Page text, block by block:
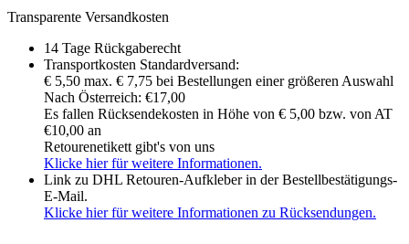
Transparente Versandkosten
14 Tage Rückgaberecht
Transportkosten Standardversand:
€ 5,50 max. € 7,75 bei Bestellungen einer größeren Auswahl
Nach Österreich: €17,00
Es fallen Rücksendekosten in Höhe von € 5,00 bzw. von AT
€10,00 an
Retourenetikett gibt's von uns
Klicke hier für weitere Informationen.
Link zu DHL Retouren-Aufkleber in der Bestellbestätigungs-
E-Mail.
Klicke hier für weitere Informationen zu Rücksendungen.